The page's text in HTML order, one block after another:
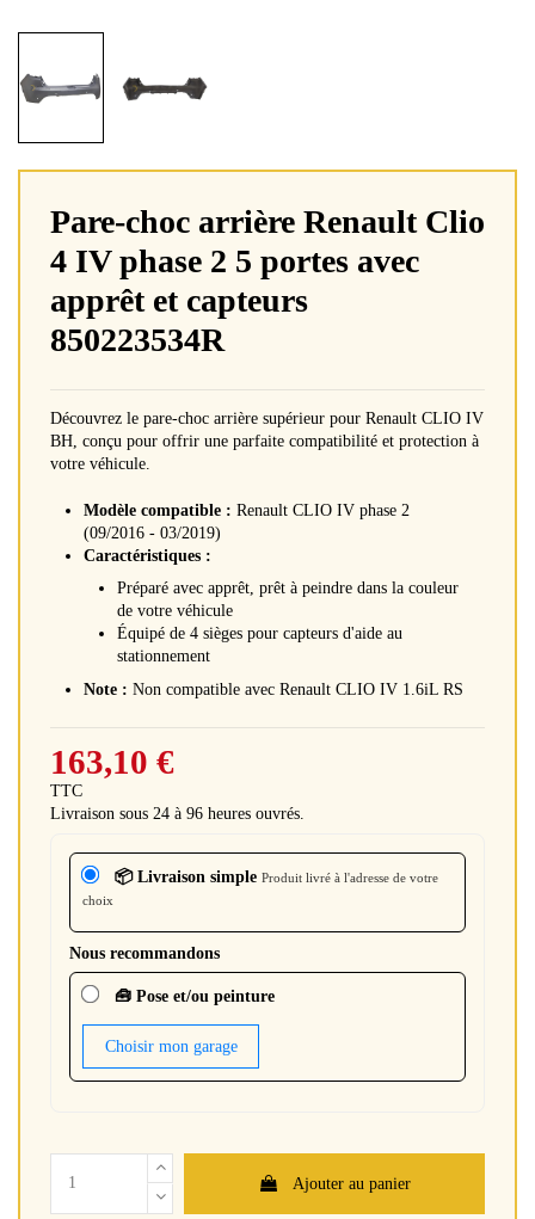
Pare-choc arrière Renault Clio
4 IV phase 2 5 portes avec
apprêt et capteurs
850223534R
Découvrez le pare-choc arrière supérieur pour Renault CLIO IV
BH, conçu pour offrir une parfaite compatibilité et protection à
votre véhicule.
Modèle compatible : Renault CLIO IV phase 2
(09/2016 - 03/2019)
Caractéristiques :
Préparé avec apprêt, prêt à peindre dans la couleur
de votre véhicule
Équipé de 4 sièges pour capteurs d'aide au
stationnement
Note : Non compatible avec Renault CLIO IV 1.6iL RS
163,10 €
TTC
Livraison sous 24 à 96 heures ouvrés.
📦 Livraison simple Produit livré à l'adresse de votre
choix
Nous recommandons
🧰 Pose et/ou peinture
Choisir mon garage
Ajouter au panier